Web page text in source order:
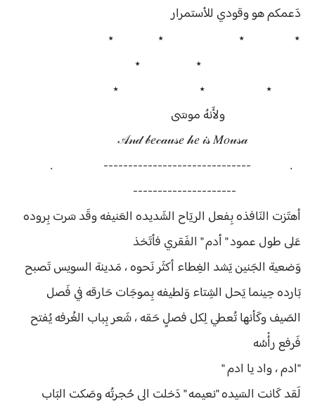
دَعمكم هو وقودي للأستمرار
⋆ ⋆ ⋆ ⋆
⋆ ⋆
⋆ ⋆ ⋆
ولأَنهُ موسَى
𝒜𝓃𝒹 𝒷𝑒𝒸𝒶𝓊𝓈𝑒 𝒽𝑒 𝒾𝓈 𝑀𝑜𝓊𝓈𝒶
. ------------------------------ .
---------------------
أهتَزت النَافذه بِفعل الريَاح الشَديده العَنيفه وقَد سَرت بِروده
عَلى طول عمود " أدم " الفَقري فأتَخذ
وَضعية الجَنين يَشد الغِطاء أكثَر نَحوه ، مَدينة السويس تَصبح
بَارده حِينما يَحل الشِتاء وَلطيفه بِموجَات حَارقه في فَصل
الصَيف وكَأنها تُعطي لِكل فصلٍ حَقه ، شَعر بِباب الغُرفه يُفتح
فَرفع رأْسُه
"ادم ، واد يا ادم "
لَقد كَانت السَيده "نعيمه " دَخلت الى حُجرتُه وصَكت البَاب